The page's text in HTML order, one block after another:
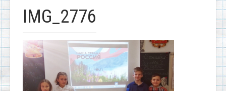
IMG_2776